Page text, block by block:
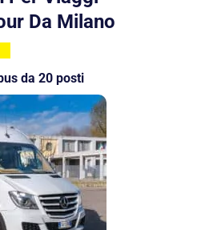
Da Milano
da 20 posti